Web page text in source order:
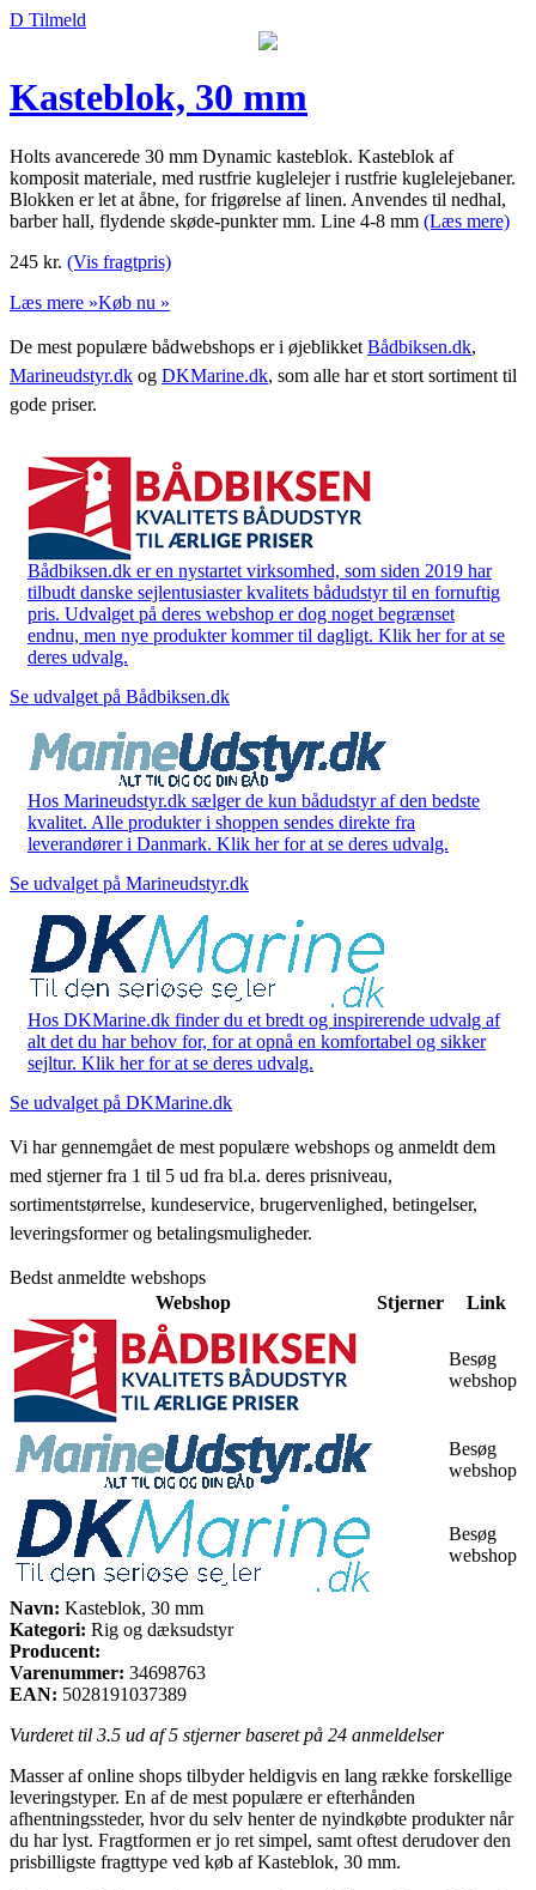
D Tilmeld
Kasteblok, 30 mm
Holts avancerede 30 mm Dynamic kasteblok. Kasteblok af
komposit materiale, med rustfrie kuglelejer i rustfrie kuglelejebaner.
Blokken er let at åbne, for frigørelse af linen. Anvendes til nedhal,
barber hall, flydende skøde-punkter mm. Line 4-8 mm (Læs mere)
245 kr. (Vis fragtpris)
Læs mere »Køb nu »
De mest populære bådwebshops er i øjeblikket Bådbiksen.dk,
Marineudstyr.dk og DKMarine.dk, som alle har et stort sortiment til
gode priser.
Bådbiksen.dk er en nystartet virksomhed, som siden 2019 har
tilbudt danske sejlentusiaster kvalitets bådudstyr til en fornuftig
pris. Udvalget på deres webshop er dog noget begrænset
endnu, men nye produkter kommer til dagligt. Klik her for at se
deres udvalg.
Se udvalget på Bådbiksen.dk
Hos Marineudstyr.dk sælger de kun bådudstyr af den bedste
kvalitet. Alle produkter i shoppen sendes direkte fra
leverandører i Danmark. Klik her for at se deres udvalg.
Se udvalget på Marineudstyr.dk
Hos DKMarine.dk finder du et bredt og inspirerende udvalg af
alt det du har behov for, for at opnå en komfortabel og sikker
sejltur. Klik her for at se deres udvalg.
Se udvalget på DKMarine.dk
Vi har gennemgået de mest populære webshops og anmeldt dem
med stjerner fra 1 til 5 ud fra bl.a. deres prisniveau,
sortimentstørrelse, kundeservice, brugervenlighed, betingelser,
leveringsformer og betalingsmuligheder.
Bedst anmeldte webshops
Webshop
Stjerner Link
Besøg
webshop
Besøg
webshop
Besøg
webshop
Navn: Kasteblok, 30 mm
Kategori: Rig og dæksudstyr
Producent:
Varenummer: 34698763
EAN: 5028191037389
Vurderet til 3.5 ud af 5 stjerner baseret på 24 anmeldelser
Masser af online shops tilbyder heldigvis en lang række forskellige
leveringstyper. En af de mest populære er efterhånden
afhentningssteder, hvor du selv henter de nyindkøbte produkter når
du har lyst. Fragtformen er jo ret simpel, samt oftest derudover den
prisbilligste fragttype ved køb af Kasteblok, 30 mm.